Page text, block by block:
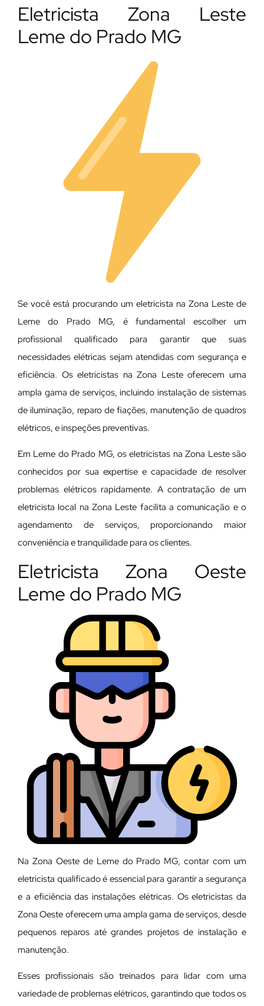
Eletricista Zona Leste
Leme do Prado MG
Se você está procurando um eletricista na Zona Leste de
Leme do Prado MG, é fundamental escolher um
profissional qualificado para garantir que suas
necessidades elétricas sejam atendidas com segurança e
eficiência. Os eletricistas na Zona Leste oferecem uma
ampla gama de serviços, incluindo instalação de sistemas
de iluminação, reparo de fiações, manutenção de quadros
elétricos, e inspeções preventivas.
Em Leme do Prado MG, os eletricistas na Zona Leste são
conhecidos por sua expertise e capacidade de resolver
problemas elétricos rapidamente. A contratação de um
eletricista local na Zona Leste facilita a comunicação e o
agendamento de serviços, proporcionando maior
conveniência e tranquilidade para os clientes.
Eletricista Zona Oeste
Leme do Prado MG
Na Zona Oeste de Leme do Prado MG, contar com um
eletricista qualificado é essencial para garantir a segurança
e a eficiência das instalações elétricas. Os eletricistas da
Zona Oeste oferecem uma ampla gama de serviços, desde
pequenos reparos até grandes projetos de instalação e
manutenção.
Esses profissionais são treinados para lidar com uma
variedade de problemas elétricos, garantindo que todos os